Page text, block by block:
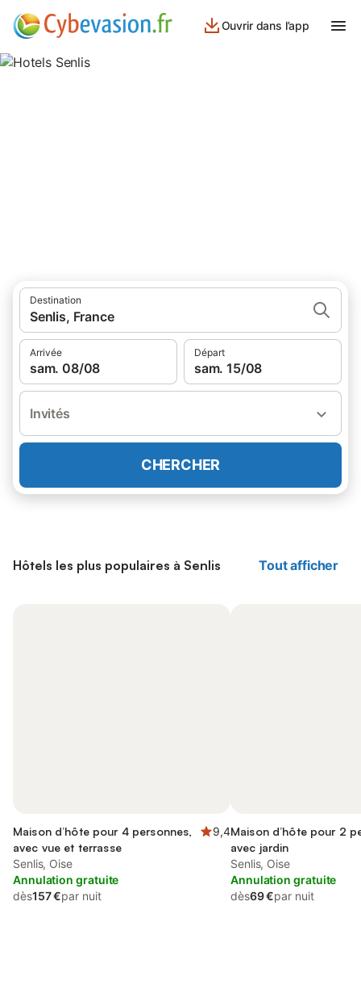
Ouvrir dans l’app
Destination
Senlis, France
Arrivée
sam. 08/08
Départ
sam. 15/08
Invités
CHERCHER
Hôtels les plus populaires à Senlis Tout afficher
Maison d’hôte pour 4 personnes,
avec vue et terrasse
9,4
Senlis, Oise
Annulation gratuite
dès157 €par nuit
Maison d’hôte pour 2
avec jardin
Senlis, Oise
Annulation gratuite
dès69 €par nuit